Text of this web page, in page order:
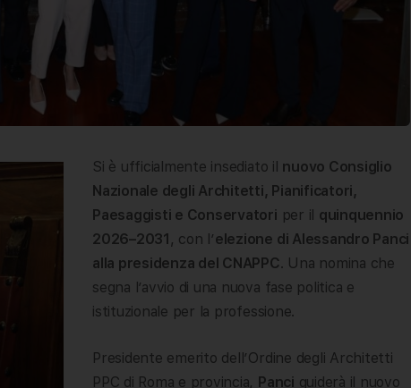
Si è ufficialmente insediato il nuovo Consiglio
Nazionale degli Architetti, Pianificatori,
Paesaggisti e Conservatori per il quinquennio
2026–2031 , con l’elezione di Alessandro Panci
alla presidenza del CNAPPC. Una nomina che
segna l’avvio di una nuova fase politica e
istituzionale per la professione.
Presidente emerito dell’Ordine degli Architetti
PPC di Roma e provincia, Panci guiderà il nuovo